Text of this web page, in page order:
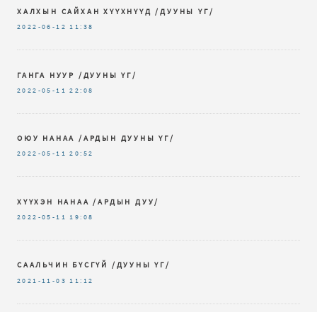
ХАЛХЫН САЙХАН ХҮҮХНҮҮД /ДУУНЫ ҮГ/
2022-06-12 11:38
ГАНГА НУУР /ДУУНЫ ҮГ/
2022-05-11 22:08
ОЮУ НАНАА /АРДЫН ДУУНЫ ҮГ/
2022-05-11 20:52
ХҮҮХЭН НАНАА /АРДЫН ДУУ/
2022-05-11 19:08
СААЛЬЧИН БҮСГҮЙ /ДУУНЫ ҮГ/
2021-11-03 11:12